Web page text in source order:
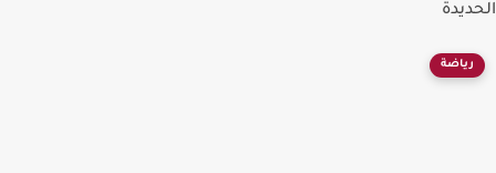
رياضة